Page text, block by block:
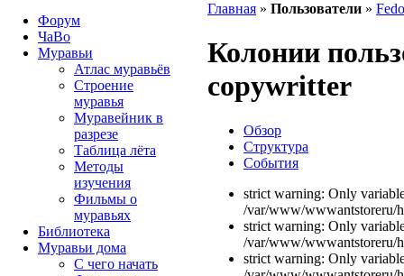
Главная » Пользователи »
Колонии
copywritter
Обзор
Структура
События
strict warning: Only
/var/www/wwwantstoreru/
strict warning: Only
/var/www/wwwantstoreru/
strict warning: Only
Форум
ЧаВо
Муравьи
Атлас муравьёв
Строение
муравья
Муравейник в
разрезе
Таблица лёта
Методы
изучения
Фильмы о
муравьях
Библиотека
Муравьи дома
С чего начать